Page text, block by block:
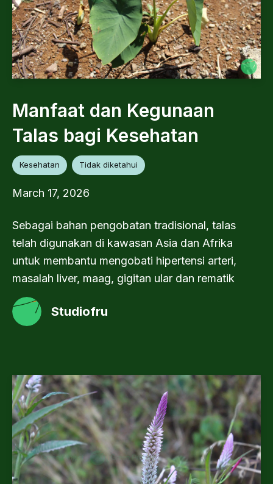
Manfaat dan Kegunaan
Talas bagi Kesehatan
Kesehatan Tidak diketahui
March 17, 2026
Sebagai bahan pengobatan tradisional, talas
telah digunakan di kawasan Asia dan Afrika
untuk membantu mengobati hipertensi arteri,
masalah liver, maag, gigitan ular dan rematik
Studiofru